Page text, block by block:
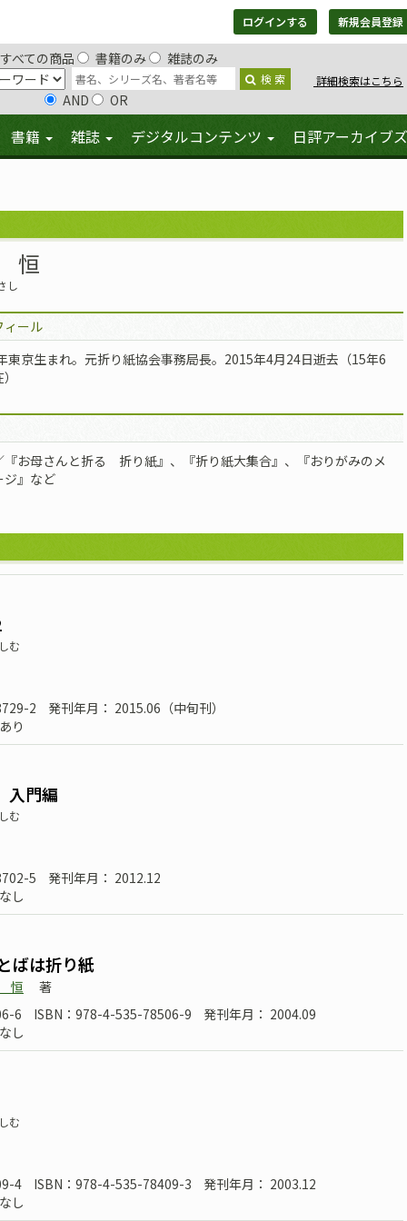
ログインする 新規会員登録
すべての商品 書籍のみ 雑誌のみ
検 索 詳細検索はこちら
AND OR
書籍 雑誌 デジタルコンテンツ 日評アーカイブズ
恒
し
ィール
東京生まれ。元折り紙協会事務局長。2015年4月24日逝去（15年6
『お母さんと折る 折り紙』、『折り紙大集合』、『おりがみのメ
ジ』など
む
2
発刊年月： 2015.06（中旬刊）
り
入門編
む
5
発刊年月： 2012.12
し
ばは折り紙
恒
著
6
ISBN：978-4-535-78506-9
発刊年月： 2004.09
し
む
4
ISBN：978-4-535-78409-3
発刊年月： 2003.12
し